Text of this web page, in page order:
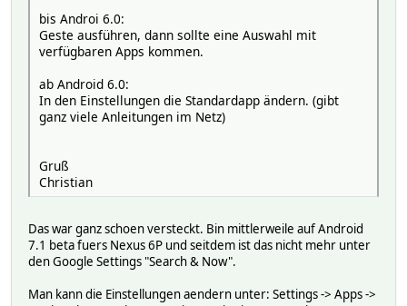
bis Androi 6.0:
Geste ausführen, dann sollte eine Auswahl mit
verfügbaren Apps kommen.
ab Android 6.0:
In den Einstellungen die Standardapp ändern. (gibt
ganz viele Anleitungen im Netz)
Gruß
Christian
Das war ganz schoen versteckt. Bin mittlerweile auf Android
7.1 beta fuers Nexus 6P und seitdem ist das nicht mehr unter
den Google Settings "Search & Now".
Man kann die Einstellungen aendern unter: Settings -> Apps ->